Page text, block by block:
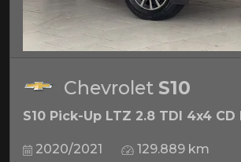
Chevrolet S10
S10 Pick-Up LTZ 2.8 TDI 4x4
2020/2021 129.889 km